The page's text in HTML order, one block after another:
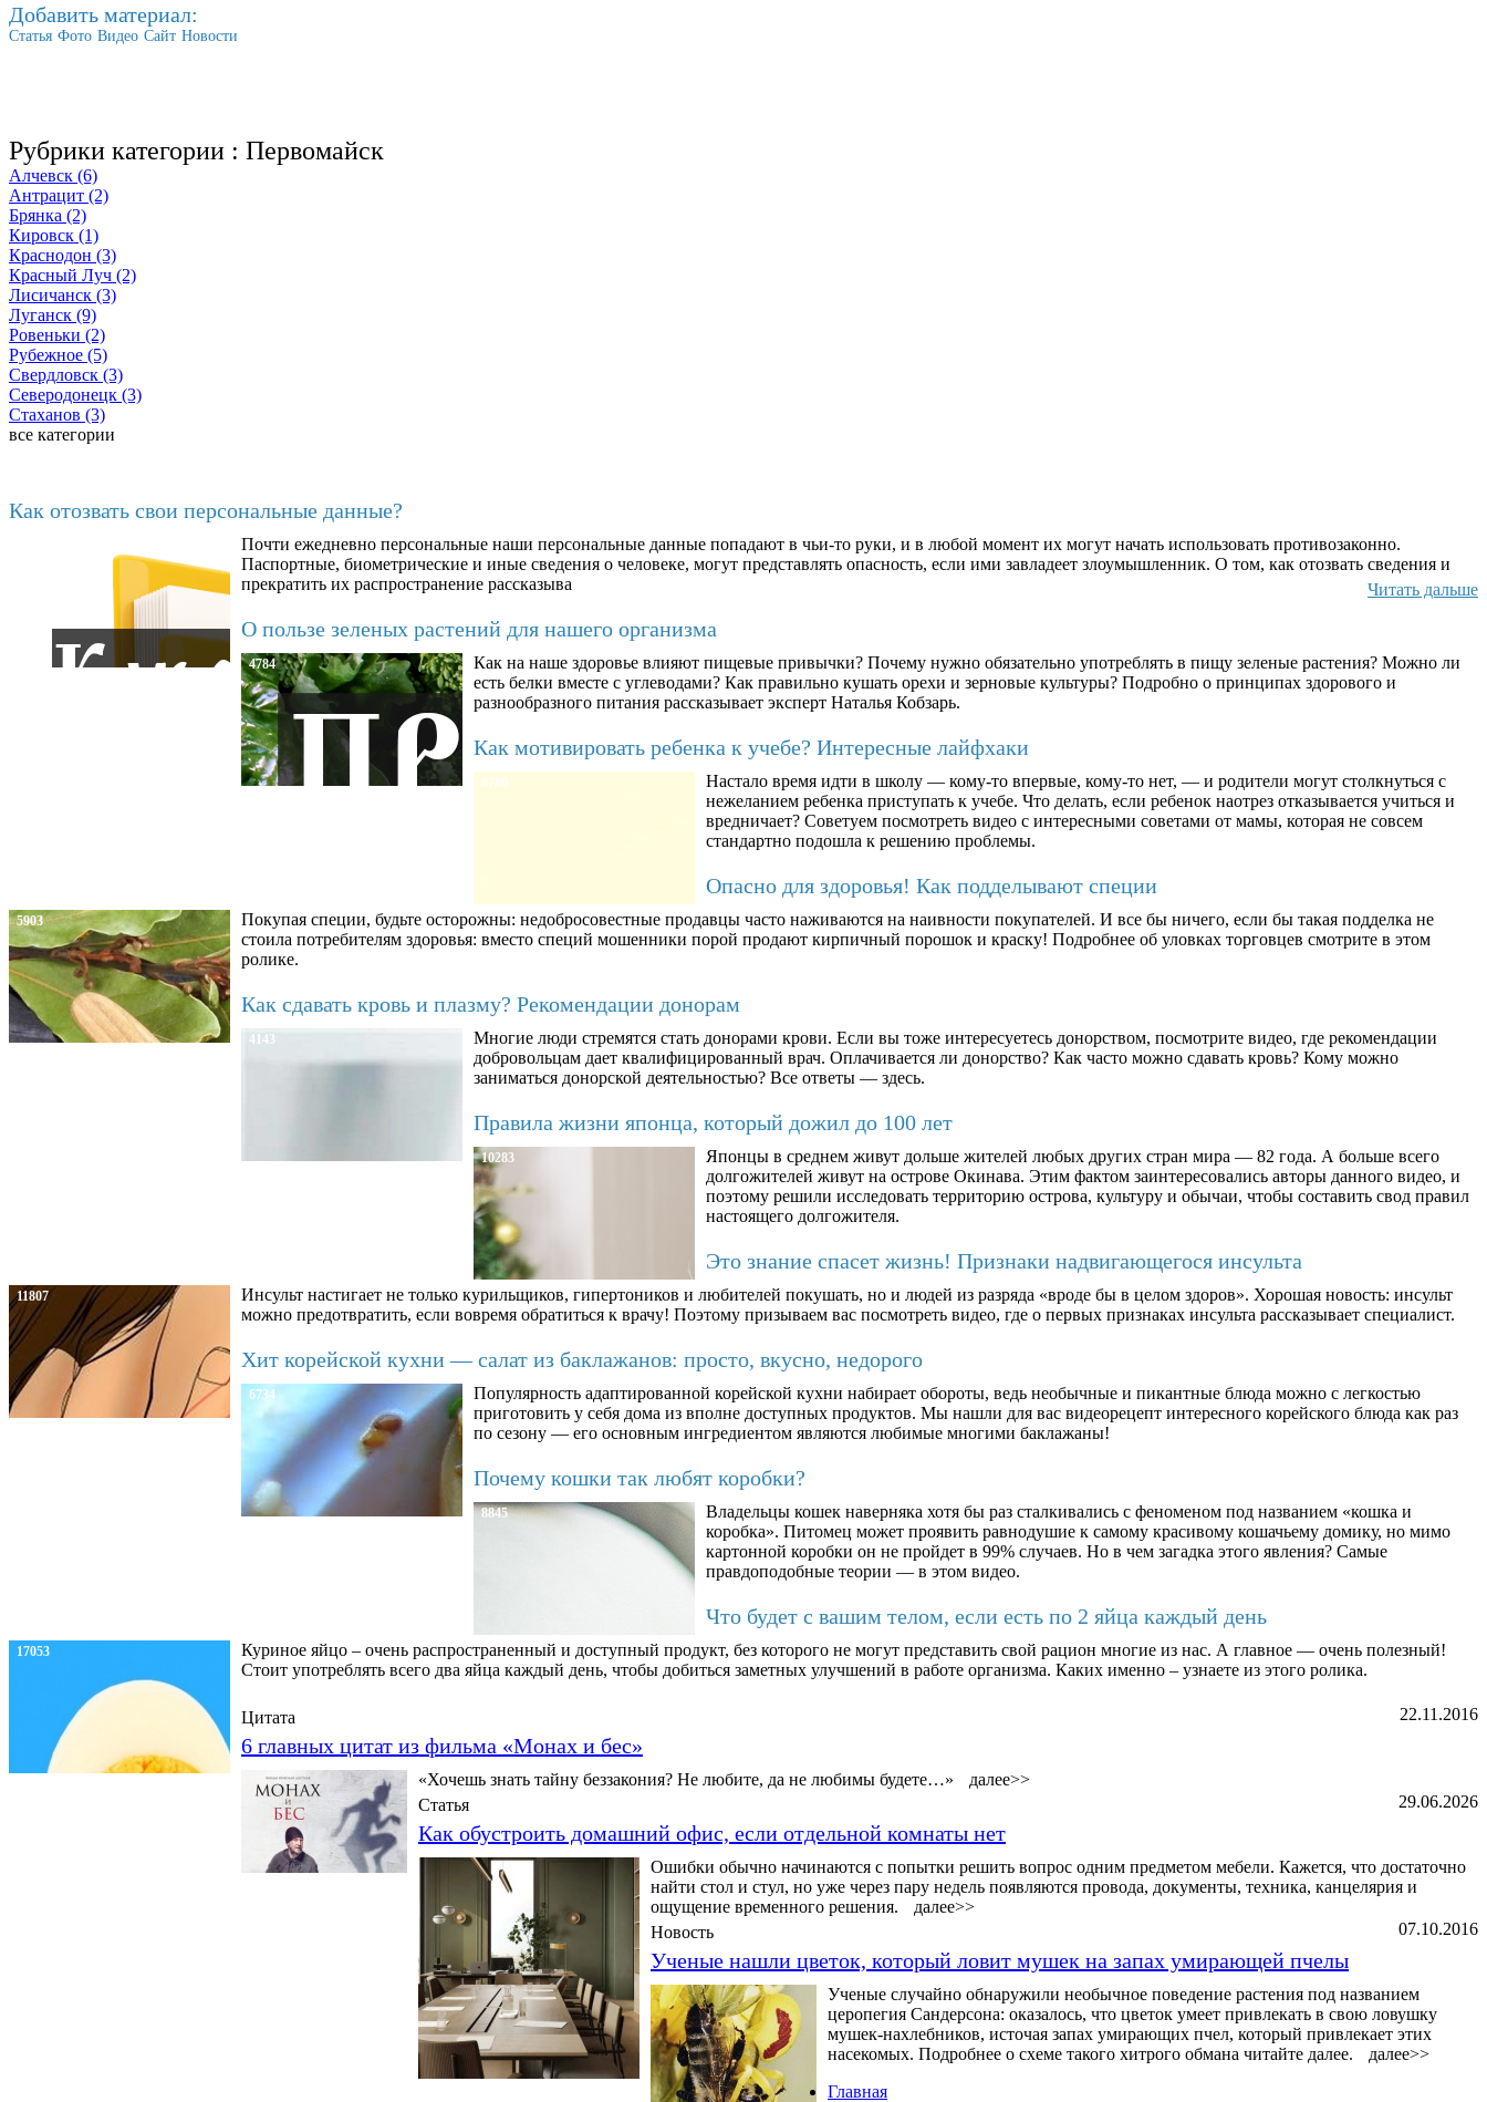
Добавить материал:
Статья Фото Видео Сайт Новости
Рубрики категории : Первомайск
Алчевск (6)
Антрацит (2)
Брянка (2)
Кировск (1)
Краснодон (3)
Красный Луч (2)
Лисичанск (3)
Луганск (9)
Ровеньки (2)
Рубежное (5)
Свердловск (3)
Северодонецк (3)
Стаханов (3)
все категории
Как отозвать свои персональные данные?
Почти ежедневно персональные наши персональные данные попадают в чьи-то руки, и в любой момент их могут начать использовать противозаконно.
Паспортные, биометрические и иные сведения о человеке, могут представлять опасность, если ими завладеет злоумышленник. О том, как отозвать сведения и
прекратить их распространение рассказыва
Читать дальше
О пользе зеленых растений для нашего организма
4784
Как на наше здоровье влияют пищевые привычки? Почему нужно обязательно употреблять в пищу зеленые растения? Можно ли
есть белки вместе с углеводами? Как правильно кушать орехи и зерновые культуры? Подробно о принципах здорового и
разнообразного питания рассказывает эксперт Наталья Кобзарь.
Как мотивировать ребенка к учебе? Интересные лайфхаки
8780
Настало время идти в школу — кому-то впервые, кому-то нет, — и родители могут столкнуться с
нежеланием ребенка приступать к учебе. Что делать, если ребенок наотрез отказывается учиться и
вредничает? Советуем посмотреть видео с интересными советами от мамы, которая не совсем
стандартно подошла к решению проблемы.
Опасно для здоровья! Как подделывают специи
5903
Покупая специи, будьте осторожны: недобросовестные продавцы часто наживаются на наивности покупателей. И все бы ничего, если бы такая подделка не
стоила потребителям здоровья: вместо специй мошенники порой продают кирпичный порошок и краску! Подробнее об уловках торговцев смотрите в этом
ролике.
Как сдавать кровь и плазму? Рекомендации донорам
4143
Многие люди стремятся стать донорами крови. Если вы тоже интересуетесь донорством, посмотрите видео, где рекомендации
добровольцам дает квалифицированный врач. Оплачивается ли донорство? Как часто можно сдавать кровь? Кому можно
заниматься донорской деятельностью? Все ответы — здесь.
Правила жизни японца, который дожил до 100 лет
10283
Японцы в среднем живут дольше жителей любых других стран мира — 82 года. А больше всего
долгожителей живут на острове Окинава. Этим фактом заинтересовались авторы данного видео, и
поэтому решили исследовать территорию острова, культуру и обычаи, чтобы составить свод правил
настоящего долгожителя.
Это знание спасет жизнь! Признаки надвигающегося инсульта
11807
Инсульт настигает не только курильщиков, гипертоников и любителей покушать, но и людей из разряда «вроде бы в целом здоров». Хорошая новость: инсульт
можно предотвратить, если вовремя обратиться к врачу! Поэтому призываем вас посмотреть видео, где о первых признаках инсульта рассказывает специалист.
Хит корейской кухни — салат из баклажанов: просто, вкусно, недорого
6734
Популярность адаптированной корейской кухни набирает обороты, ведь необычные и пикантные блюда можно с легкостью
приготовить у себя дома из вполне доступных продуктов. Мы нашли для вас видеорецепт интересного корейского блюда как раз
по сезону — его основным ингредиентом являются любимые многими баклажаны!
Почему кошки так любят коробки?
8845
Владельцы кошек наверняка хотя бы раз сталкивались с феноменом под названием «кошка и
коробка». Питомец может проявить равнодушие к самому красивому кошачьему домику, но мимо
картонной коробки он не пройдет в 99% случаев. Но в чем загадка этого явления? Самые
правдоподобные теории — в этом видео.
Что будет с вашим телом, если есть по 2 яйца каждый день
17053
Куриное яйцо – очень распространенный и доступный продукт, без которого не могут представить свой рацион многие из нас. А главное — очень полезный!
Стоит употреблять всего два яйца каждый день, чтобы добиться заметных улучшений в работе организма. Каких именно – узнаете из этого ролика.
22.11.2016
Цитата
6 главных цитат из фильма «Монах и бес»
«Хочешь знать тайну беззакония? Не любите, да не любимы будете…»
далее>>
29.06.2026
Статья
Как обустроить домашний офис, если отдельной комнаты нет
Ошибки обычно начинаются с попытки решить вопрос одним предметом мебели. Кажется, что достаточно
найти стол и стул, но уже через пару недель появляются провода, документы, техника, канцелярия и
ощущение временного решения.
далее>>
07.10.2016
Новость
Ученые нашли цветок, который ловит мушек на запах умирающей пчелы
Ученые случайно обнаружили необычное поведение растения под названием
церопегия Сандерсона: оказалось, что цветок умеет привлекать в свою ловушку
мушек-нахлебников, источая запах умирающих пчел, который привлекает этих
насекомых. Подробнее о схеме такого хитрого обмана читайте далее.
далее>>
Главная